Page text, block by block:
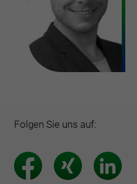
Folgen Sie uns auf: